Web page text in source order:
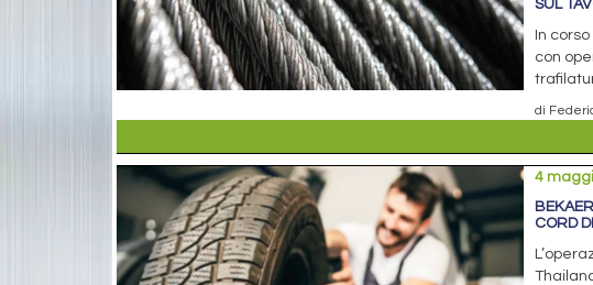
SUL
In
con
di
4
CORD